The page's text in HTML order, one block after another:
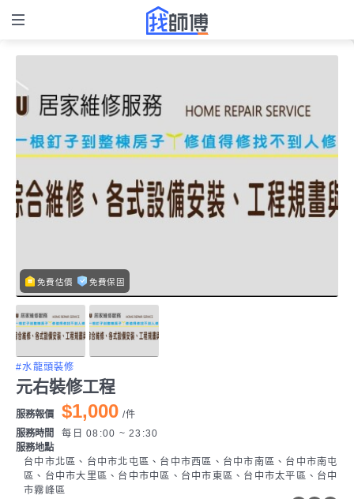
免費估價 免費保固
#水龍頭裝修
元右裝修工程
服務報價 $1,000 /件
服務時間
每日 08:00 ~ 23:30
服務地點
台中市北區、台中市北屯區、台中市西區、台中市南區、台中市南屯
區、台中市大里區、台中市中區、台中市東區、台中市太平區、台中
市霧峰區